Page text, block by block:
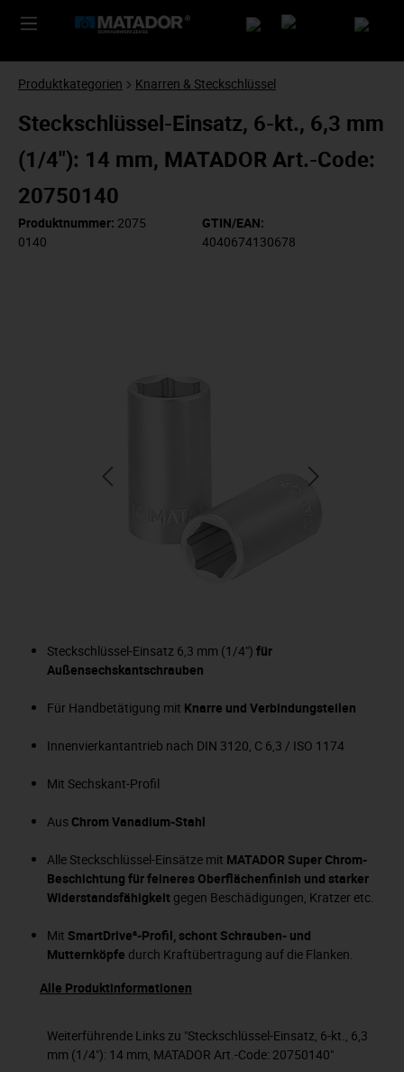
Produktkategorien Knarren & Steckschlüssel
Steckschlüssel-Einsatz, 6-kt., 6,3 mm
(1/4"): 14 mm, MATADOR Art.-Code:
20750140
Produktnummer: 2075
0140
GTIN/EAN:
4040674130678
Steckschlüssel-Einsatz 6,3 mm (1/4") für
Außensechskantschrauben
Für Handbetätigung mit Knarre und Verbindungsteilen
Innenvierkantantrieb nach DIN 3120, C 6,3 / ISO 1174
Mit Sechskant-Profil
Aus Chrom Vanadium-Stahl
Alle Steckschlüssel-Einsätze mit MATADOR Super Chrom-
Beschichtung für feineres Oberflächenfinish und starker
Widerstandsfähigkeit gegen Beschädigungen, Kratzer etc.
Mit SmartDrive²-Profil, schont Schrauben- und
Mutternköpfe durch Kraftübertragung auf die Flanken.
Alle Produktinformationen
Weiterführende Links zu "Steckschlüssel-Einsatz, 6-kt., 6,3
mm (1/4"): 14 mm, MATADOR Art.-Code: 20750140"